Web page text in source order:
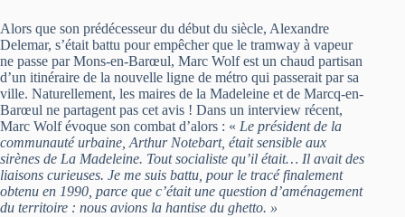
Alors que son prédécesseur du début du siècle, Alexandre
Delemar, s’était battu pour empêcher que le tramway à vapeur
ne passe par Mons-en-Barœul, Marc Wolf est un chaud partisan
d’un itinéraire de la nouvelle ligne de métro qui passerait par sa
ville. Naturellement, les maires de la Madeleine et de Marcq-en-
Barœul ne partagent pas cet avis ! Dans un interview récent,
Marc Wolf évoque son combat d’alors : « Le président de la
communauté urbaine, Arthur Notebart, était sensible aux
sirènes de La Madeleine. Tout socialiste qu’il était… Il avait des
liaisons curieuses. Je me suis battu, pour le tracé finalement
obtenu en 1990, parce que c’était une question d’aménagement
du territoire : nous avions la hantise du ghetto. »